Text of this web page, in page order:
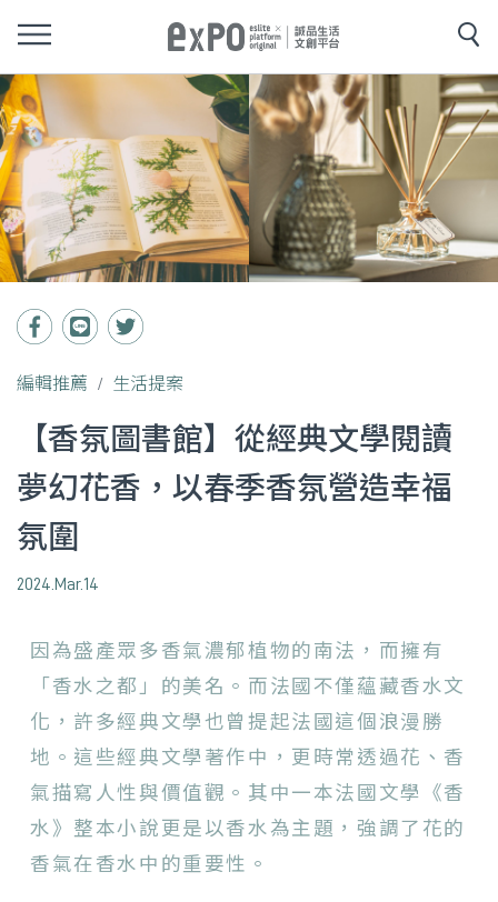
編輯推薦 生活提案
【香氛圖書館】從經典文學閱讀
夢幻花香，以春季香氛營造幸福
氛圍
2024.Mar.14
因為盛產眾多香氣濃郁植物的南法，而擁有
「香水之都」的美名。而法國不僅蘊藏香水文
化，許多經典文學也曾提起法國這個浪漫勝
地。這些經典文學著作中，更時常透過花、香
氣描寫人性與價值觀。其中一本法國文學《香
水》整本小說更是以香水為主題，強調了花的
香氣在香水中的重要性。